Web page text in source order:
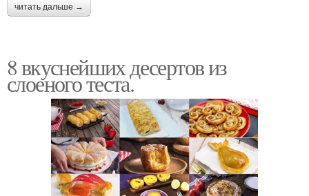
читать дальше →
8 вкуснейших десертов из
слоеного теста.